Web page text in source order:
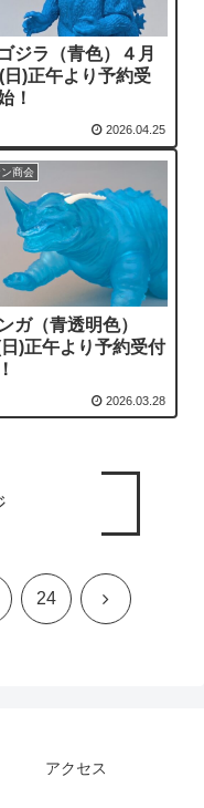
ジラ（青色）４月
日)正午より予約受
！
2026.04.25
ン商会
ガ（青透明色）
)正午より予約受付
2026.03.28
24 次
アクセス